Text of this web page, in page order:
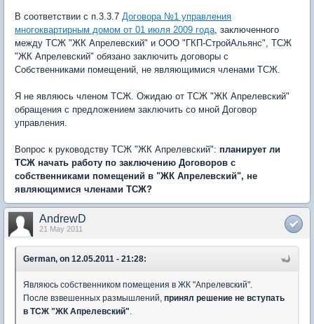
В соответствии с п.3.3.7 Договора №1 управления
многоквартирным домом от 01 июля 2009 года , заключенного
между ТСЖ "ЖК Апрелевский" и ООО "ГКП-СтройАльянс", ТСЖ
"ЖК Апрелевский" обязано заключить договоры с
Собственниками помещений, не являющимися членами ТСЖ.
Я не являюсь членом ТСЖ. Ожидаю от ТСЖ "ЖК Апрелевский"
обращения с предложением заключить со мной Договор
управления.
Вопрос к руководству ТСЖ "ЖК Апрелевский": планирует ли
ТСЖ начать работу по заключению Договоров с
собственниками помещений в "ЖК Апрелевский", не
являющимися членами ТСЖ?
AndrewD
21 May 2011
German, on 12.05.2011 - 21:28:
Являюсь собственником помещения в ЖК "Апрелевский".
После взвешенных размышлений, принял решение не вступать
в ТСЖ "ЖК Апрелевский"